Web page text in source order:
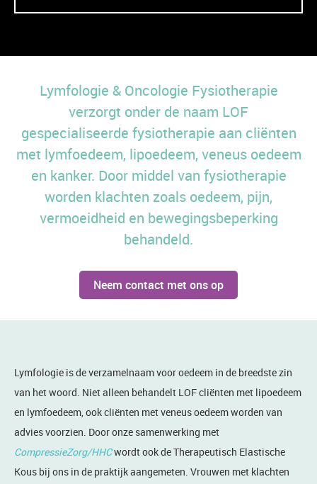
Lymfologie & Oncologie Fysiotherapie
verzorgt onder de naam LOF
gespecialiseerde fysiotherapie aan cliënten
met lymfoedeem, lipoedeem, veneus oedeem
en kanker. Door middel van fysiotherapie
worden klachten zoals oedeem, pijn,
vermoeidheid en bewegingsbeperking
behandeld.
Neem contact met ons op
Lymfologie is de verzamelnaam voor oedeem in de breedste zin
van het woord. Niet alleen behandelt LOF cliënten met lipoedeem
en lymfoedeem, ook cliënten met veneus oedeem worden van
advies voorzien. Door onze samenwerking met
CompressieZorg/HHCwordt ook de Therapeutisch Elastische
Kous bij ons in de praktijk aangemeten. Vrouwen met klachten